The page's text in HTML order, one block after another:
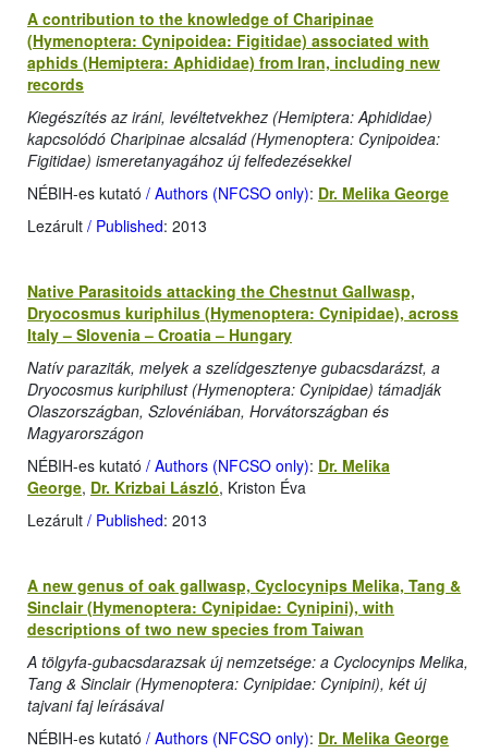
A contribution to the knowledge of Charipinae
(Hymenoptera: Cynipoidea: Figitidae) associated with
aphids (Hemiptera: Aphididae) from Iran, including new
records
Kiegészítés az iráni, levéltetvekhez (Hemiptera: Aphididae)
kapcsolódó Charipinae alcsalád (Hymenoptera: Cynipoidea:
Figitidae) ismeretanyagához új felfedezésekkel
NÉBIH-es kutató / Authors (NFCSO only): Dr. Melika George
Lezárult / Published: 2013
Native Parasitoids attacking the Chestnut Gallwasp,
Dryocosmus kuriphilus (Hymenoptera: Cynipidae), across
Italy – Slovenia – Croatia – Hungary
Natív paraziták, melyek a szelídgesztenye gubacsdarázst, a
Dryocosmus kuriphilust (Hymenoptera: Cynipidae) támadják
Olaszországban, Szlovéniában, Horvátországban és
Magyarországon
NÉBIH-es kutató / Authors (NFCSO only): Dr. Melika
George, Dr. Krizbai László, Kriston Éva
Lezárult / Published: 2013
A new genus of oak gallwasp, Cyclocynips Melika, Tang &
Sinclair (Hymenoptera: Cynipidae: Cynipini), with
descriptions of two new species from Taiwan
A tölgyfa-gubacsdarazsak új nemzetsége: a Cyclocynips Melika,
Tang & Sinclair (Hymenoptera: Cynipidae: Cynipini), két új
tajvani faj leírásával
NÉBIH-es kutató / Authors (NFCSO only): Dr. Melika George